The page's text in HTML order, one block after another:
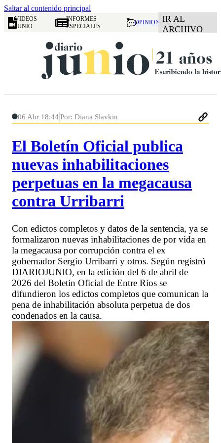
Saltar al contenido principal
VIDEOS
JUNIO
INFORMES
ESPECIALES
OPINION IR AL
ARCHIVO
06 Abr 18:44Por: Diana Slavkin
El Boletín Oficial publica
nuevas inhabilitaciones
perpetuas en la megacausa
contra Urribarri
Con edictos completos y datos de la sentencia, ya se
formalizaron nuevas inhabilitaciones de por vida en
la megacausa por corrupción contra el ex
gobernador Sergio Urribarri y otros. Según registró
DIARIOJUNIO, en la edición del 6 de abril de
2026 del Boletín Oficial de Entre Ríos se
difundieron los edictos completos que comunican la
pena de inhabilitación absoluta perpetua de dos
condenados en la causa.